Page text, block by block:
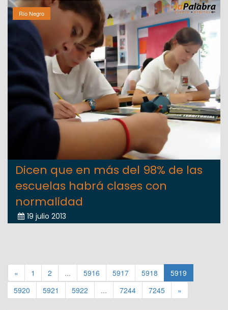
Río Negro
Dicen que en más del 98% de las
escuelas habrá clases con
normalidad
19 julio 2013
« 1 2 ... 5916 5917 5918
5919
5920
5921 5922 ... 7244 7245 »